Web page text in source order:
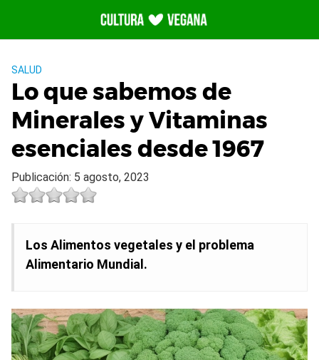
contenido
SALUD
Lo que sabemos de
Minerales y Vitaminas
esenciales desde 1967
Publicación: 5 agosto, 2023
Los Alimentos vegetales y el problema
Alimentario Mundial.